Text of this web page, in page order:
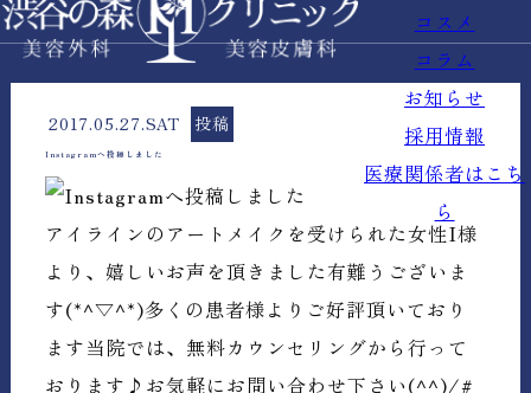
コスメ
コラム
お知らせ
採用情報
医療関係者はこち
ら
2017.05.27.SAT 投稿
Instagramへ投稿しました
アイラインのアートメイクを受けられた女性I様
より、嬉しいお声を頂きました有難うございま
す(*^▽^*)多くの患者様よりご好評頂いており
ます当院では、無料カウンセリングから行って
おります♪お気軽にお問い合わせ下さい(^^)/#